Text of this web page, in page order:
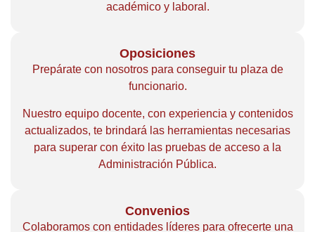
académico y laboral.
Oposiciones
Prepárate con nosotros para conseguir tu plaza de
funcionario.
Nuestro equipo docente, con experiencia y contenidos
actualizados, te brindará las herramientas necesarias
para superar con éxito las pruebas de acceso a la
Administración Pública.
Convenios
Colaboramos con entidades líderes para ofrecerte una